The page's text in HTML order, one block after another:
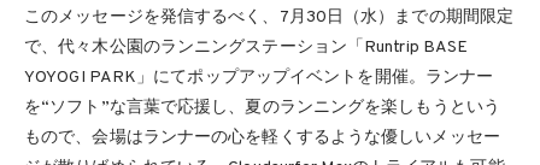
このメッセージを発信するべく、7月30日（水）までの期間限定
で、代々木公園のランニングステーション「Runtrip BASE
YOYOGI PARK」にてポップアップイベントを開催。ランナー
を“ソフト”な言葉で応援し、夏のランニングを楽しもうという
もので、会場はランナーの心を軽くするような優しいメッセー